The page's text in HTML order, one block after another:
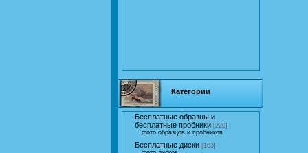
Категории
Бесплатные образцы и
бесплатные пробники [220]
фото образцов и пробников
Бесплатные диски [163]